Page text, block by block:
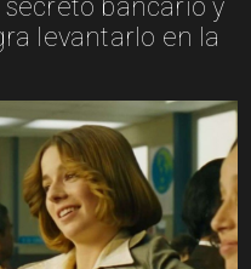
bancario y
levantarlo en la